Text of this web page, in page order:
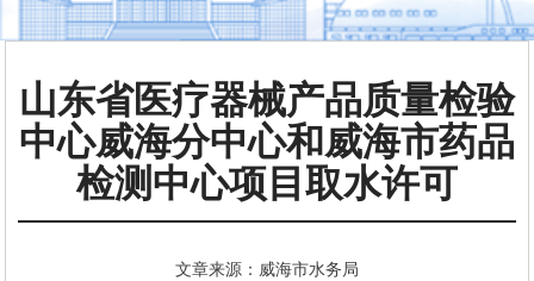
山东省医疗器械产品质量检验
中心威海分中心和威海市药品
检测中心项目取水许可
文章来源：威海市水务局